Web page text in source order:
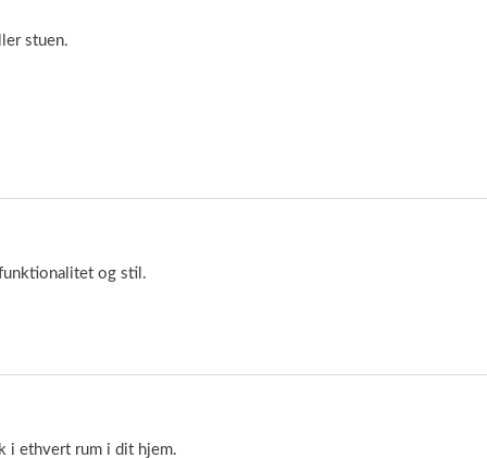
stuen.
og stil.
i ethvert rum i dit hjem.